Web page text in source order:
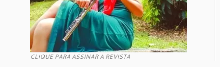
CLIQUE PARA ASSINAR A REVISTA